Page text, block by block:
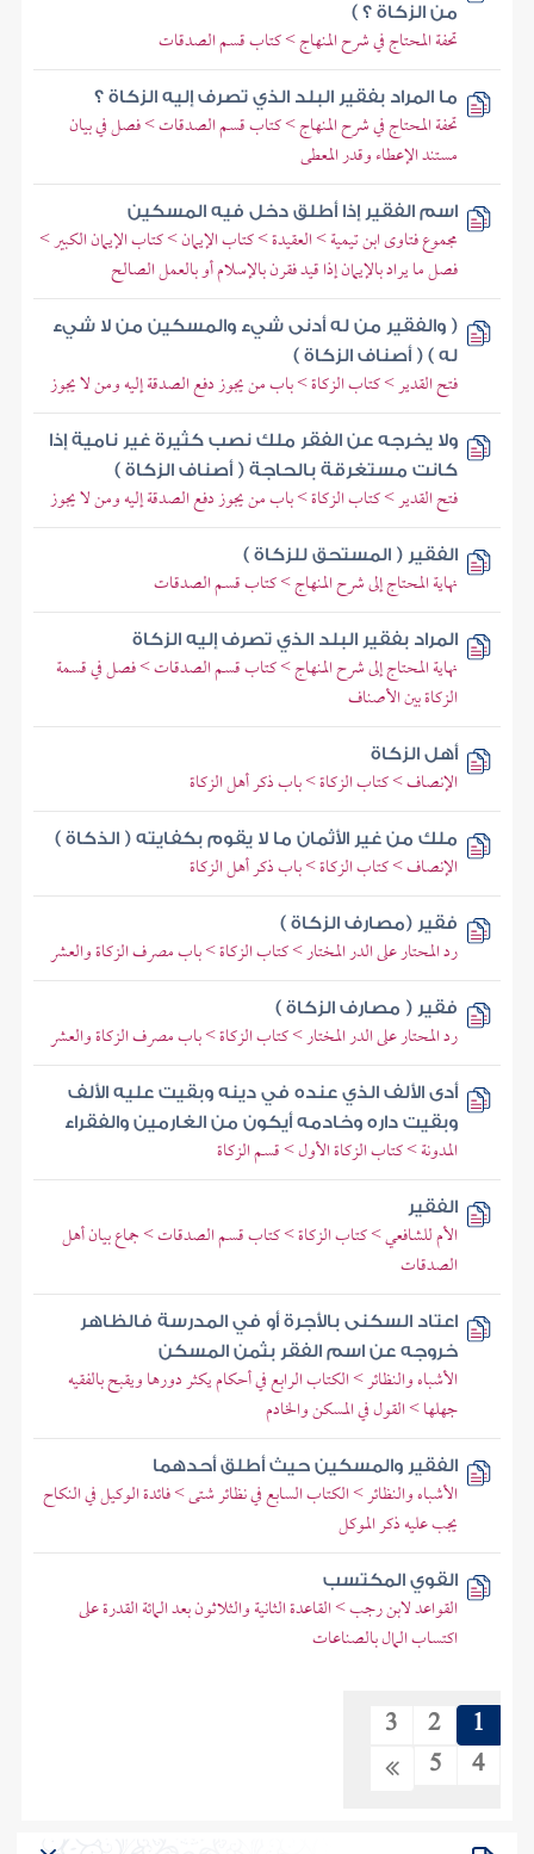
من الزكاة ؟ )
تحفة المحتاج في شرح المنهاج > كتاب قسم الصدقات
ما المراد بفقير البلد الذي تصرف إليه الزكاة ؟
تحفة المحتاج في شرح المنهاج > كتاب قسم الصدقات > فصل في بيان
مستند الإعطاء وقدر المعطى
اسم الفقير إذا أطلق دخل فيه المسكين
مجموع فتاوى ابن تيمية > العقيدة > كتاب الإيمان > كتاب الإيمان الكبير >
فصل ما يراد بالإيمان إذا قيد فقرن بالإسلام أو بالعمل الصالح
( والفقير من له أدنى شيء والمسكين من لا شيء
له ) ( أصناف الزكاة )
فتح القدير > كتاب الزكاة > باب من يجوز دفع الصدقة إليه ومن لا يجوز
ولا يخرجه عن الفقر ملك نصب كثيرة غير نامية إذا
كانت مستغرقة بالحاجة ( أصناف الزكاة )
فتح القدير > كتاب الزكاة > باب من يجوز دفع الصدقة إليه ومن لا يجوز
الفقير ( المستحق للزكاة )
نهاية المحتاج إلى شرح المنهاج > كتاب قسم الصدقات
المراد بفقير البلد الذي تصرف إليه الزكاة
نهاية المحتاج إلى شرح المنهاج > كتاب قسم الصدقات > فصل في قسمة
الزكاة بين الأصناف
أهل الزكاة
الإنصاف > كتاب الزكاة > باب ذكر أهل الزكاة
ملك من غير الأثمان ما لا يقوم بكفايته ( الذكاة )
الإنصاف > كتاب الزكاة > باب ذكر أهل الزكاة
فقير (مصارف الزكاة )
رد المحتار على الدر المختار > كتاب الزكاة > باب مصرف الزكاة والعشر
فقير ( مصارف الزكاة )
رد المحتار على الدر المختار > كتاب الزكاة > باب مصرف الزكاة والعشر
أدى الألف الذي عنده في دينه وبقيت عليه الألف
وبقيت داره وخادمه أيكون من الغارمين والفقراء
المدونة > كتاب الزكاة الأول > قسم الزكاة
الفقير
الأم للشافعي > كتاب الزكاة > كتاب قسم الصدقات > جماع بيان أهل
الصدقات
اعتاد السكنى بالأجرة أو في المدرسة فالظاهر
خروجه عن اسم الفقر بثمن المسكن
الأشباه والنظائر > الكتاب الرابع في أحكام يكثر دورها ويقبح بالفقيه
جهلها > القول في المسكن والخادم
الفقير والمسكين حيث أطلق أحدهما
الأشباه والنظائر > الكتاب السابع في نظائر شتى > فائدة الوكيل في النكاح
يجب عليه ذكر الموكل
القوي المكتسب
القواعد لابن رجب > القاعدة الثانية والثلاثون بعد المائة القدرة على
اكتساب المال بالصناعات
1
2
3
4
5